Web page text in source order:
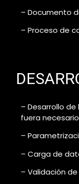
– Documento
– Proceso de
– Desarrollo
fuera
–
– Carga de
– Validación